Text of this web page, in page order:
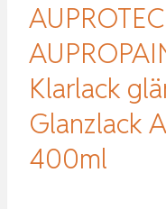
Klarlack
Glanzlack
400ml